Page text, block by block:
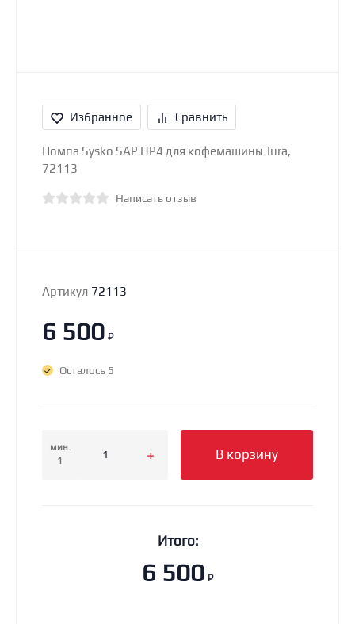
Избранное Сравнить
Помпа Sysko SAP HP4 для кофемашины Jura,
72113
Написать отзыв
Артикул 72113
6 500 ₽
Осталось 5
мин.
1
В корзину
Итого:
6 500 ₽